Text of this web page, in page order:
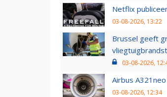
Netflix
03-08-2026, 13:22
Brussel geeft
03-08-2026,
Airbus
03-08-2026, 12:34